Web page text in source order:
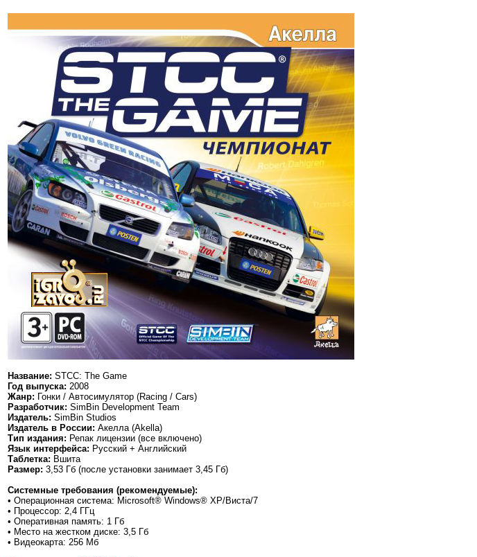
Название: STCC: The Game
Год выпуска: 2008
Жанр: Гонки / Автосимулятор (Racing / Cars)
Разработчик: SimBin Development Team
Издатель: SimBin Studios
Издатель в России: Акелла (Akella)
Тип издания: Репак лицензии (все включено)
Язык интерфейса: Русский + Английский
Таблетка: Вшита
Размер: 3,53 Гб (после установки занимает 3,45 Гб)
Системные требования (рекомендуемые):
• Операционная система: Microsoft® Windows® XP/Виста/7
• Процессор: 2,4 ГГц
• Оперативная память: 1 Гб
• Место на жестком диске: 3,5 Гб
• Видеокарта: 256 Мб